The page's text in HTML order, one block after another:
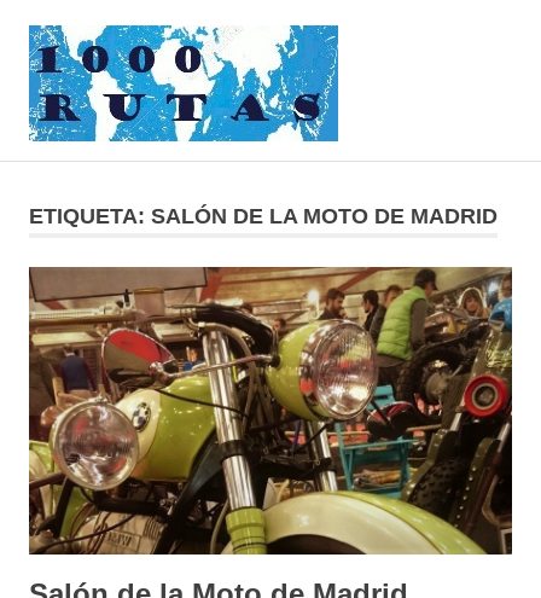
contenido
ruedas
ETIQUETA: SALÓN DE LA MOTO DE MADRID